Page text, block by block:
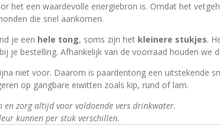
het een waardevolle energiebron is. Omdat het
die snel aankomen.
je een hele tong, soms zijn het kleinere stukjes.
je bestelling. Afhankelijk van de voorraad houden we
niet voor. Daarom is paardentong een uitstekende
op gangbare eiwitten zoals kip, rund of lam.
zorg altijd voor voldoende vers drinkwater.
kunnen per stuk verschillen.